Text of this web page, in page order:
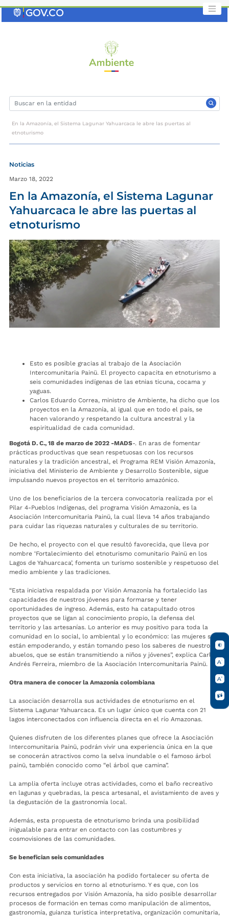
En la Amazonía, el Sistema Lagunar Yahuarcaca le abre las puertas al
etnoturismo
Noticias
Marzo 18, 2022
En la Amazonía, el Sistema Lagunar
Yahuarcaca le abre las puertas al
etnoturismo
Esto es posible gracias al trabajo de la Asociación
Intercomunitaria Painü. El proyecto capacita en etnoturismo a
seis comunidades indígenas de las etnias ticuna, cocama y
yaguas.
Carlos Eduardo Correa, ministro de Ambiente, ha dicho que los
proyectos en la Amazonía, al igual que en todo el país, se
hacen valorando y respetando la cultura ancestral y la
espiritualidad de cada comunidad.
Bogotá D. C., 18 de marzo de 2022 -MADS-. En aras de fomentar
prácticas productivas que sean respetuosas con los recursos
naturales y la tradición ancestral, el Programa REM Visión Amazonía,
iniciativa del Ministerio de Ambiente y Desarrollo Sostenible, sigue
impulsando nuevos proyectos en el territorio amazónico.
Uno de los beneficiarios de la tercera convocatoria realizada por el
Pilar 4-Pueblos Indígenas, del programa Visión Amazonía, es la
Asociación Intercomunitaria Painü, la cual lleva 14 años trabajando
para cuidar las riquezas naturales y culturales de su territorio.
De hecho, el proyecto con el que resultó favorecida, que lleva por
nombre ‘Fortalecimiento del etnoturismo comunitario Painü en los
Lagos de Yahuarcaca’, fomenta un turismo sostenible y respetuoso del
medio ambiente y las tradiciones.
“Esta iniciativa respaldada por Visión Amazonía ha fortalecido las
capacidades de nuestros jóvenes para formarse y tener
oportunidades de ingreso. Además, esto ha catapultado otros
proyectos que se ligan al conocimiento propio, la defensa del
territorio y las artesanías. Lo anterior es muy positivo para toda la
comunidad en lo social, lo ambiental y lo económico: las mujeres se
están empoderando, y están tomando peso los saberes de nuestros
abuelos, que se están transmitiendo a niños y jóvenes”, explica Carlos
Andrés Ferreira, miembro de la Asociación Intercomunitaria Painü.
Otra manera de conocer la Amazonía colombiana
La asociación desarrolla sus actividades de etnoturismo en el
Sistema Lagunar Yahuarcaca. Es un lugar único que cuenta con 21
lagos interconectados con influencia directa en el río Amazonas.
Quienes disfruten de los diferentes planes que ofrece la Asociación
Intercomunitaria Painü, podrán vivir una experiencia única en la que
se conocerán atractivos como la selva inundable o el famoso árbol
painü, también conocido como “el árbol que camina”.
La amplia oferta incluye otras actividades, como el baño recreativo
en lagunas y quebradas, la pesca artesanal, el avistamiento de aves y
la degustación de la gastronomía local.
Además, esta propuesta de etnoturismo brinda una posibilidad
inigualable para entrar en contacto con las costumbres y
cosmovisiones de las comunidades.
Se benefician seis comunidades
Con esta iniciativa, la asociación ha podido fortalecer su oferta de
productos y servicios en torno al etnoturismo. Y es que, con los
recursos entregados por Visión Amazonía, ha sido posible desarrollar
procesos de formación en temas como manipulación de alimentos,
gastronomía, guianza turística interpretativa, organización comunitaria,